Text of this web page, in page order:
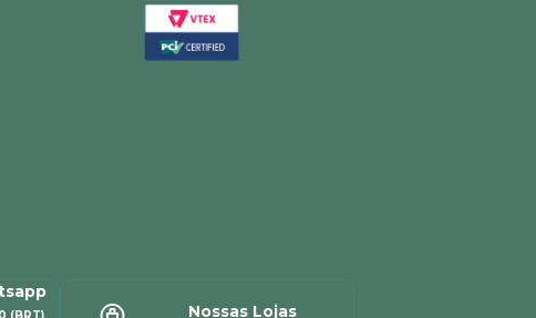
Nossas Lojas